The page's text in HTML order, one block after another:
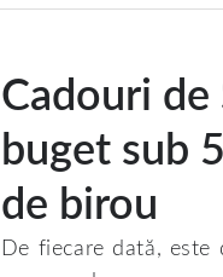
Cadouri de
buget sub
de birou
De fiecare dată,